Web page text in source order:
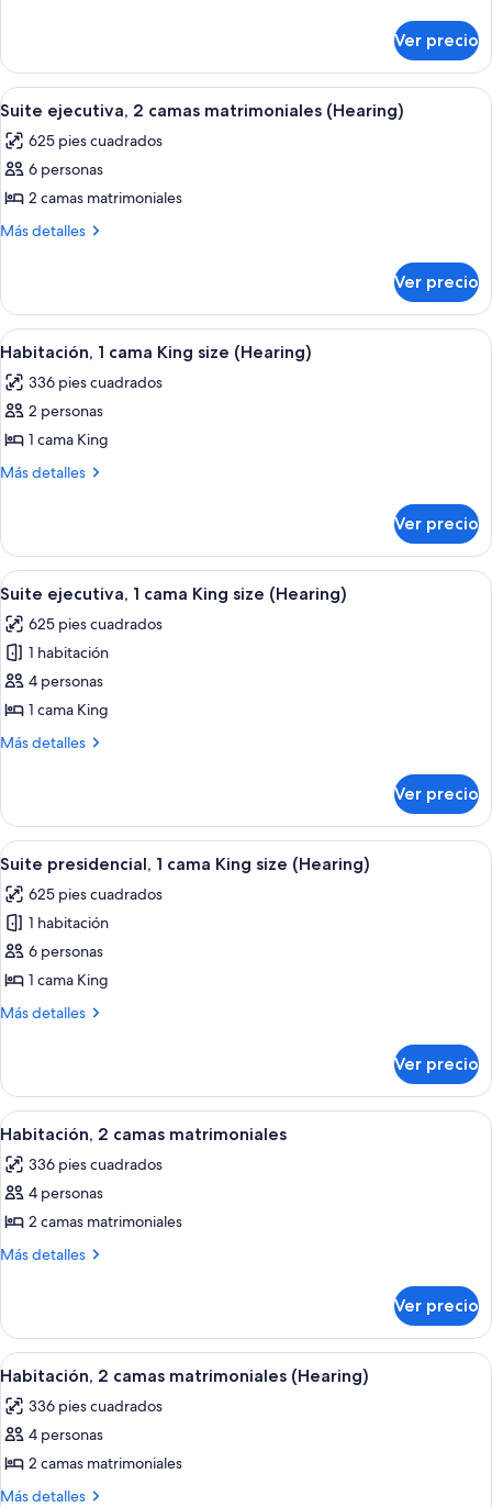
matrimoniales
(Hearing)
2
camas
matrimoniales
(Hearing)
Ver precio
Abrir
todas
las
fotos
de
Suite
camas
matrimoniales
(Hearing)
Habitación de hotel con una cama
6
Suite ejecutiva, 2 camas matrimoniales (Hearing)
625 pies cuadrados
6 personas
2 camas matrimoniales
Más detalles
Más
ejecutiva,
camas
(Hearing)
Ver precio
Abrir
todas
las
fotos
de
Habitación,
King
size
(Hearing)
Ropa de cama de alta calidad y caja
9
Habitación, 1 cama King size (Hearing)
336 pies cuadrados
2 personas
1 cama King
Más detalles
Más
1
cama
King
(Hearing)
Ver precio
Abrir
todas
las
fotos
de
Suite
ejecutiva,
King
size
(Hearing)
Una habitación de hotel moderna
8
Suite ejecutiva, 1 cama King size (Hearing)
625 pies cuadrados
1 habitación
4 personas
1 cama King
Más detalles
Más
ejecutiva,
cama
size
(Hearing)
Ver precio
Abrir
todas
las
fotos
de
Suite
presidencial,
King
size
(Hearing)
Habitación de hotel con una cama
10
Suite presidencial, 1 cama King size (Hearing)
625 pies cuadrados
1 habitación
6 personas
1 cama King
Más detalles
Más
presidencial,
cama
size
(Hearing)
Ver precio
Abrir
todas
las
fotos
de
Habitación,
matrimoniales
Un baño moderno con bañera,
7
Habitación, 2 camas matrimoniales
336 pies cuadrados
4 personas
2 camas matrimoniales
Más detalles
Más
2
camas
matrimoniales
Ver precio
Abrir
todas
las
fotos
de
Habitación,
Un baño moderno con bañera,
8
Habitación, 2 camas matrimoniales (Hearing)
336 pies cuadrados
4 personas
2 camas matrimoniales
Más detalles
Más